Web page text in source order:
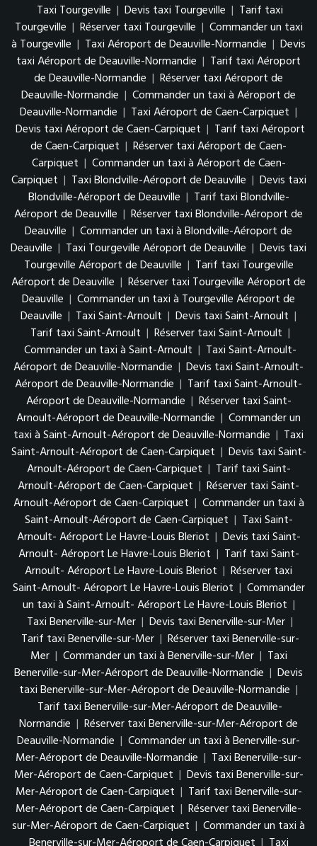
Taxi Tourgeville | Devis taxi Tourgeville | Tarif taxi
Tourgeville | Réserver taxi Tourgeville | Commander un taxi
à Tourgeville | Taxi Aéroport de Deauville-Normandie | Devis
taxi Aéroport de Deauville-Normandie | Tarif taxi Aéroport
de Deauville-Normandie | Réserver taxi Aéroport de
Deauville-Normandie | Commander un taxi à Aéroport de
Deauville-Normandie | Taxi Aéroport de Caen-Carpiquet |
Devis taxi Aéroport de Caen-Carpiquet | Tarif taxi Aéroport
de Caen-Carpiquet | Réserver taxi Aéroport de Caen-
Carpiquet | Commander un taxi à Aéroport de Caen-
Carpiquet | Taxi Blondville-Aéroport de Deauville | Devis taxi
Blondville-Aéroport de Deauville | Tarif taxi Blondville-
Aéroport de Deauville | Réserver taxi Blondville-Aéroport de
Deauville | Commander un taxi à Blondville-Aéroport de
Deauville | Taxi Tourgeville Aéroport de Deauville | Devis taxi
Tourgeville Aéroport de Deauville | Tarif taxi Tourgeville
Aéroport de Deauville | Réserver taxi Tourgeville Aéroport de
Deauville | Commander un taxi à Tourgeville Aéroport de
Deauville | Taxi Saint-Arnoult | Devis taxi Saint-Arnoult |
Tarif taxi Saint-Arnoult | Réserver taxi Saint-Arnoult |
Commander un taxi à Saint-Arnoult | Taxi Saint-Arnoult-
Aéroport de Deauville-Normandie | Devis taxi Saint-Arnoult-
Aéroport de Deauville-Normandie | Tarif taxi Saint-Arnoult-
Aéroport de Deauville-Normandie | Réserver taxi Saint-
Arnoult-Aéroport de Deauville-Normandie | Commander un
taxi à Saint-Arnoult-Aéroport de Deauville-Normandie | Taxi
Saint-Arnoult-Aéroport de Caen-Carpiquet | Devis taxi Saint-
Arnoult-Aéroport de Caen-Carpiquet | Tarif taxi Saint-
Arnoult-Aéroport de Caen-Carpiquet | Réserver taxi Saint-
Arnoult-Aéroport de Caen-Carpiquet | Commander un taxi à
Saint-Arnoult-Aéroport de Caen-Carpiquet | Taxi Saint-
Arnoult- Aéroport Le Havre-Louis Bleriot | Devis taxi Saint-
Arnoult- Aéroport Le Havre-Louis Bleriot | Tarif taxi Saint-
Arnoult- Aéroport Le Havre-Louis Bleriot | Réserver taxi
Saint-Arnoult- Aéroport Le Havre-Louis Bleriot | Commander
un taxi à Saint-Arnoult- Aéroport Le Havre-Louis Bleriot |
Taxi Benerville-sur-Mer | Devis taxi Benerville-sur-Mer |
Tarif taxi Benerville-sur-Mer | Réserver taxi Benerville-sur-
Mer | Commander un taxi à Benerville-sur-Mer | Taxi
Benerville-sur-Mer-Aéroport de Deauville-Normandie | Devis
taxi Benerville-sur-Mer-Aéroport de Deauville-Normandie |
Tarif taxi Benerville-sur-Mer-Aéroport de Deauville-
Normandie | Réserver taxi Benerville-sur-Mer-Aéroport de
Deauville-Normandie | Commander un taxi à Benerville-sur-
Mer-Aéroport de Deauville-Normandie | Taxi Benerville-sur-
Mer-Aéroport de Caen-Carpiquet | Devis taxi Benerville-sur-
Mer-Aéroport de Caen-Carpiquet | Tarif taxi Benerville-sur-
Mer-Aéroport de Caen-Carpiquet | Réserver taxi Benerville-
sur-Mer-Aéroport de Caen-Carpiquet | Commander un taxi à